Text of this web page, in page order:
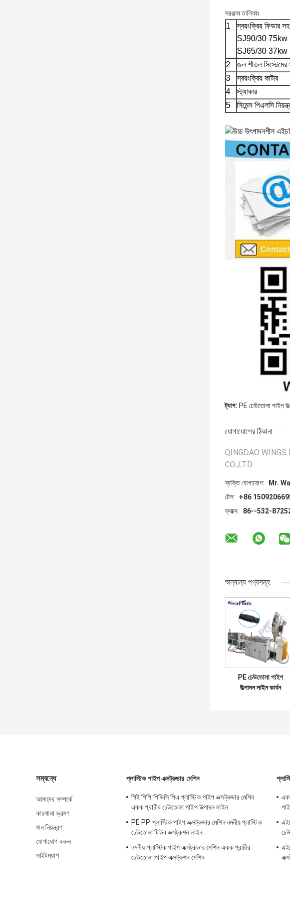
সরঞ্জাম তালিকাঃ
1
স্বয়ংক্রিয় ফিডার
SJ90/30 75kw
SJ65/30 37kw
2 জল শীতল সিস্টেমের
3
স্বয়ংক্রিয় কাটার
4
স্ট্যাকার
5
সিমেন্স পিএলসি
ট্যাগ: PE ঢেউতোলা পাইপ
যোগাযোগের ঠিকানা
QINGDAO
CO.,LTD
ব্যক্তি যোগাযোগ:
Mr.
টেল:
+86
ফ্যাক্স:
86--532-
অন্যান্য পণ্যসমূহ
PE ঢেউতোলা পাইপ
উত্পাদন লাইন কার্বন
সম্বন্ধে
আমাদের সম্পর্কে
কারখানা ভ্রমণ
মান নিয়ন্ত্রণ
যোগাযোগ করুন
সাইটম্যাপ
প্লাস্টিক পাইপ এক্সট্রুডার মেশিন
পিই পিপি পিভিসি পিএ প্লাস্টিক পাইপ এক্সট্রুডার মেশিন
একক প্রাচীর ঢেউতোলা পাইপ উত্পাদন লাইন
PE PP প্লাস্টিক পাইপ এক্সট্রুডার মেশিন নমনীয় প্লাস্টিক
ঢেউতোলা টিউব এক্সট্রুশন লাইন
নমনীয় প্লাস্টিক পাইপ এক্সট্রুডার মেশিন একক প্রাচীর
ঢেউতোলা পাইপ এক্সট্রুশন মেশিন